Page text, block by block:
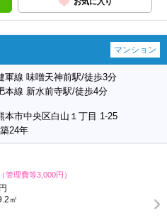
マンション
軍線 味噌天神前駅/徒歩3分
本線 新水前寺駅/徒歩4分
本市中央区白山１丁目 1-25
24年
（管理費等3,000円）
円
㎡